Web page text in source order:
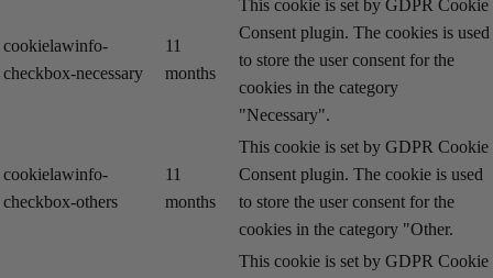
cookielawinfo-
checkbox-necessary
11
months
This cookie is set by GDPR Cookie
Consent plugin. The cookies is used
to store the user consent for the
cookies in the category
"Necessary".
cookielawinfo-
checkbox-others
11
months
This cookie is set by GDPR Cookie
Consent plugin. The cookie is used
to store the user consent for the
cookies in the category "Other.
This cookie is set by GDPR Cookie